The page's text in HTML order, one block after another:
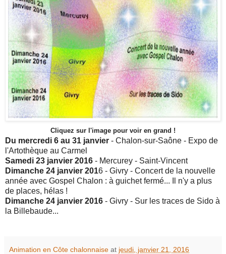
Cliquez sur l'image pour voir en grand !
Du mercredi 6 au 31 janvier - Chalon-sur-Saône - Expo de
l'Artothèque au Carmel
Samedi 23 janvier 2016 - Mercurey - Saint-Vincent
Dimanche 24 janvier 2016 - Givry - Concert de la nouvelle
année avec Gospel Chalon : à guichet fermé... Il n'y a plus
de places, hélas !
Dimanche 24 janvier 2016 - Givry - Sur les traces de Sido à
la Billebaude...
Animation en Côte chalonnaise at jeudi, janvier 21, 2016